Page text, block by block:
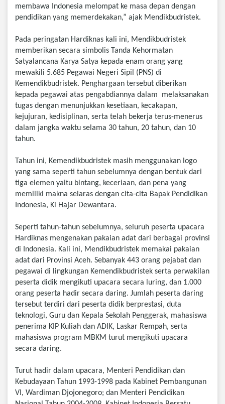
membawa Indonesia melompat ke masa depan dengan
pendidikan yang memerdekakan,” ajak Mendikbudristek.
Pada peringatan Hardiknas kali ini, Mendikbudristek
memberikan secara simbolis Tanda Kehormatan
Satyalancana Karya Satya kepada enam orang yang
mewakili 5.685 Pegawai Negeri Sipil (PNS) di
Kemendikbudristek. Penghargaan tersebut diberikan
kepada pegawai atas pengabdiannya dalam melaksanakan
tugas dengan menunjukkan kesetiaan, kecakapan,
kejujuran, kedisiplinan, serta telah bekerja terus-menerus
dalam jangka waktu selama 30 tahun, 20 tahun, dan 10
tahun.
Tahun ini, Kemendikbudristek masih menggunakan logo
yang sama seperti tahun sebelumnya dengan bentuk dari
tiga elemen yaitu bintang, keceriaan, dan pena yang
memiliki makna selaras dengan cita-cita Bapak Pendidikan
Indonesia, Ki Hajar Dewantara.
Seperti tahun-tahun sebelumnya, seluruh peserta upacara
Hardiknas mengenakan pakaian adat dari berbagai provinsi
di Indonesia. Kali ini, Mendikbudristek memakai pakaian
adat dari Provinsi Aceh. Sebanyak 443 orang pejabat dan
pegawai di lingkungan Kemendikbudristek serta perwakilan
peserta didik mengikuti upacara secara luring, dan 1.000
orang peserta hadir secara daring. Jumlah peserta daring
tersebut terdiri dari peserta didik berprestasi, duta
teknologi, Guru dan Kepala Sekolah Penggerak, mahasiswa
penerima KIP Kuliah dan ADIK, Laskar Rempah, serta
mahasiswa program MBKM turut mengikuti upacara
secara daring.
Turut hadir dalam upacara, Menteri Pendidikan dan
Kebudayaan Tahun 1993-1998 pada Kabinet Pembangunan
VI, Wardiman Djojonegoro; dan Menteri Pendidikan